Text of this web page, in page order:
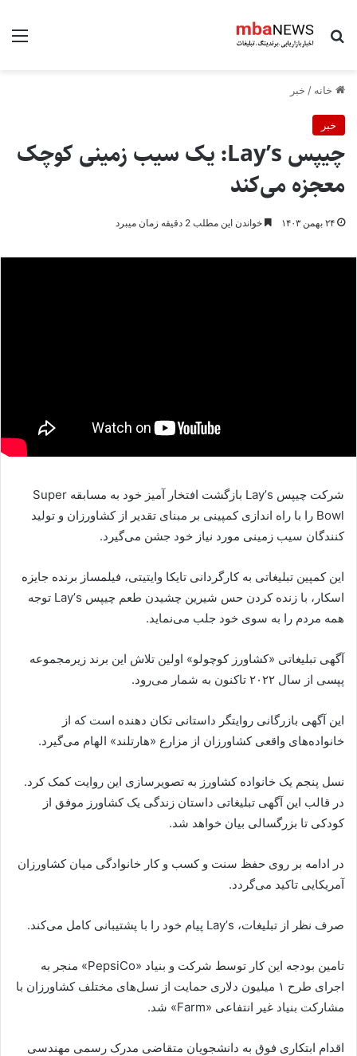
جستجو برای
خانه / خبر
خبر
چیپس Layʼs: یک سیب زمینی کوچک
معجزه می‌کند
۲۴ بهمن ۱۴۰۳ خواندن این مطلب 2 دقیقه زمان میبرد
شرکت چیپس Layʼs بازگشت افتخار آمیز خود به مسابقه Super
Bowl را با راه اندازی کمپینی بر مبنای تقدیر از کشاورزان و تولید
کنندگان سیب زمینی مورد نیاز خود جشن می‌گیرد.
این کمپین تبلیغاتی به کارگردانی تایکا وایتیتی، فیلمساز برنده جایزه
اسکار، با زنده کردن حس شیرین چشیدن طعم چیپس Layʼs توجه
همه مردم را به سوی خود جلب می‌نماید.
آگهی تبلیغاتی «کشاورز کوچولو» اولین تلاش این برند زیرمجموعه
پپسی از سال ۲۰۲۲ تاکنون به شمار می‌رود.
این آگهی بازرگانی روایتگر داستانی تکان دهنده است که از
خانواده‌های واقعی کشاورزان از مزارع «هارتلند» الهام می‌گیرد.
نسل پنجم یک خانواده کشاورز به تصویرسازی این روایت کمک کرد.
در قالب این آگهی تبلیغاتی داستان زندگی یک کشاورز موفق از
کودکی تا بزرگسالی بیان خواهد شد.
در ادامه بر روی حفظ سنت و کسب و کار خانوادگی میان کشاورزان
آمریکایی تاکید می‌گردد.
صرف نظر از تبلیغات، Layʼs پیام خود را با پشتیبانی کامل می‌کند.
تامین بودجه این کار توسط شرکت و بنیاد «PepsiCo» منجر به
اجرای طرح ۱ میلیون دلاری حمایت از نسل‌های مختلف کشاورزان با
مشارکت بنیاد غیر انتفاعی «Farm» شد.
اقدام ابتکاری فوق به دانشجویان متقاضی مدرک رسمی مهندسی